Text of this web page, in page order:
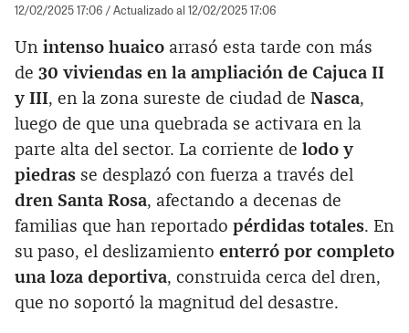
12/02/2025 17:06 / Actualizado al 12/02/2025 17:06
Un intenso huaico arrasó esta tarde con más
de 30 viviendas en la ampliación de Cajuca II
y III, en la zona sureste de ciudad de Nasca,
luego de que una quebrada se activara en la
parte alta del sector. La corriente de lodo y
piedras se desplazó con fuerza a través del
dren Santa Rosa, afectando a decenas de
familias que han reportado pérdidas totales. En
su paso, el deslizamiento enterró por completo
una loza deportiva, construida cerca del dren,
que no soportó la magnitud del desastre.